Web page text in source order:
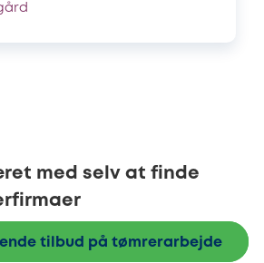
med selv at finde
tilbud på tømrerarbejde